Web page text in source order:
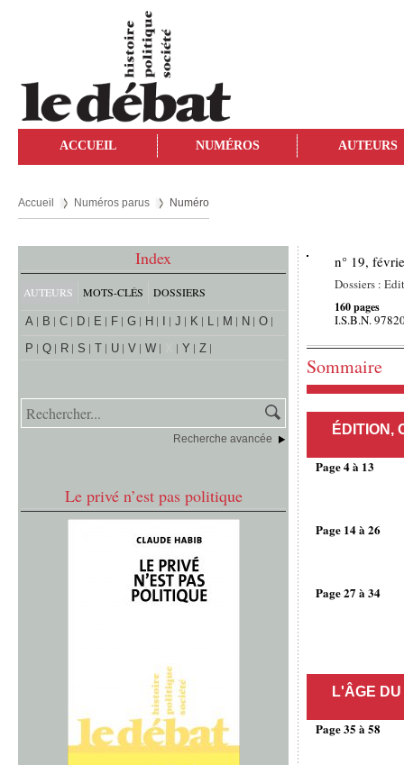
ACCUEIL NUMÉROS AUTEURS
Accueil Numéros parus Numéro
Index
AUTEURS MOTS-CLÉS DOSSIERS
A B C D E F G H J K L M N
O
P
Q R S T U V W Y Z
Recherche avancée
Le privé n’est pas politique
n° 19,
Dossiers :
160 pages
I.S.B.N.
Sommaire
ÉDITION,
Page 4 à 13
Page 14 à 26
Page 27 à 34
L'ÂGE
Page 35 à 58